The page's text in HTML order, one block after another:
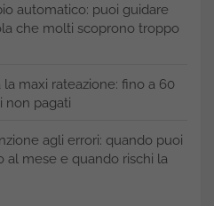
automatico: puoi guidare
che molti scoprono troppo
maxi rateazione: fino a 60
non pagati
agli errori: quando puoi
al mese e quando rischi la